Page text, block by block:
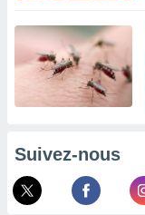
Suivez-nous